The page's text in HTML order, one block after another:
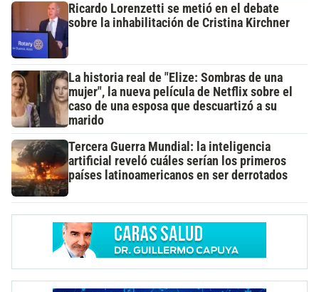
Ricardo Lorenzetti se metió en el debate
sobre la inhabilitación de Cristina Kirchner
La historia real de "Elize: Sombras de una
mujer", la nueva película de Netflix sobre el
caso de una esposa que descuartizó a su
marido
Tercera Guerra Mundial: la inteligencia
artificial reveló cuáles serían los primeros
países latinoamericanos en ser derrotados